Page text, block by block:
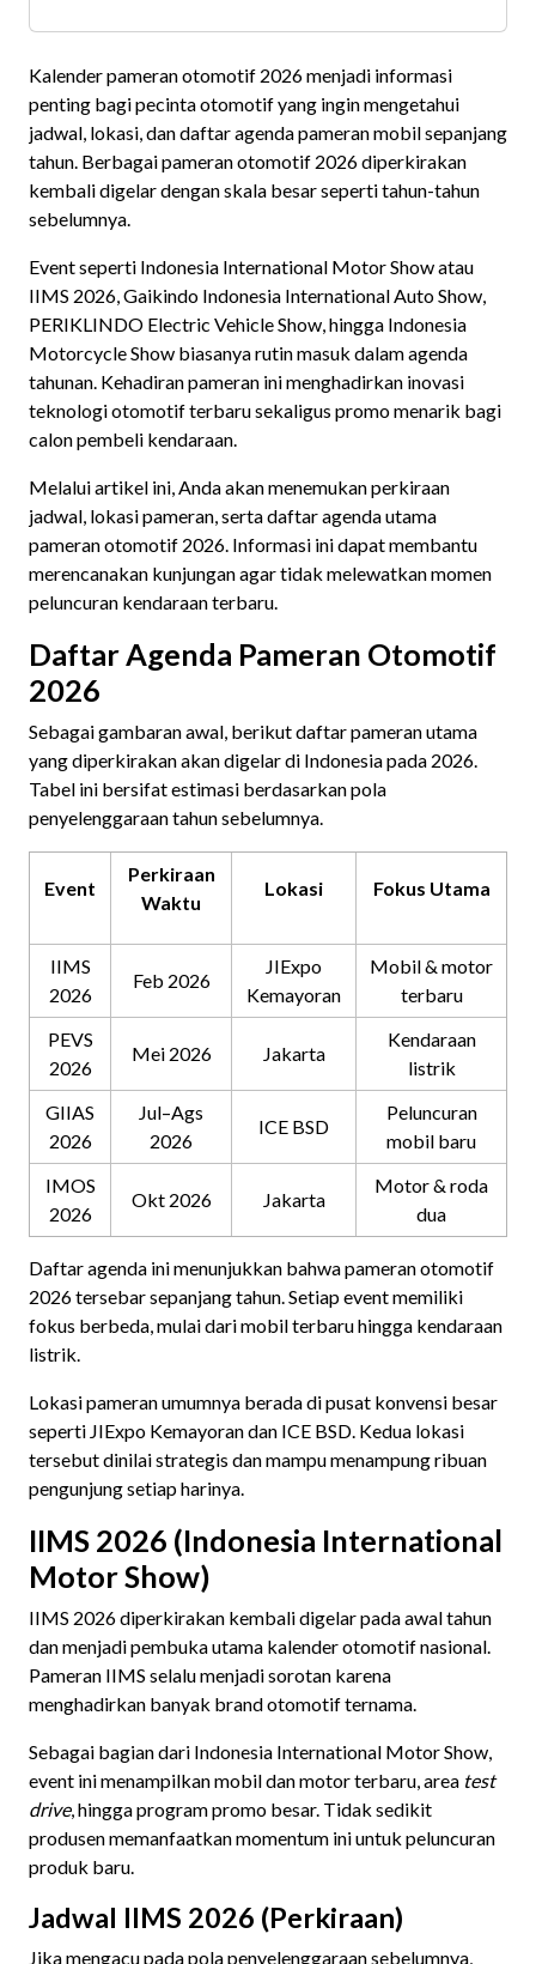
Kalender pameran otomotif 2026 menjadi informasi
penting bagi pecinta otomotif yang ingin mengetahui
jadwal, lokasi, dan daftar agenda pameran mobil sepanjang
tahun. Berbagai pameran otomotif 2026 diperkirakan
kembali digelar dengan skala besar seperti tahun-tahun
sebelumnya.
Event seperti Indonesia International Motor Show atau
IIMS 2026, Gaikindo Indonesia International Auto Show,
PERIKLINDO Electric Vehicle Show, hingga Indonesia
Motorcycle Show biasanya rutin masuk dalam agenda
tahunan. Kehadiran pameran ini menghadirkan inovasi
teknologi otomotif terbaru sekaligus promo menarik bagi
calon pembeli kendaraan.
Melalui artikel ini, Anda akan menemukan perkiraan
jadwal, lokasi pameran, serta daftar agenda utama
pameran otomotif 2026. Informasi ini dapat membantu
merencanakan kunjungan agar tidak melewatkan momen
peluncuran kendaraan terbaru.
Daftar Agenda Pameran Otomotif
2026
Sebagai gambaran awal, berikut daftar pameran utama
yang diperkirakan akan digelar di Indonesia pada 2026.
Tabel ini bersifat estimasi berdasarkan pola
penyelenggaraan tahun sebelumnya.
Event
Perkiraan
Waktu
Lokasi Fokus Utama
IIMS
2026
Feb 2026
JIExpo
Kemayoran
Mobil & motor
terbaru
PEVS
2026
Mei 2026 Jakarta
Kendaraan
listrik
GIIAS
2026
Jul–Ags
2026
ICE BSD
Peluncuran
mobil baru
IMOS
2026
Okt 2026 Jakarta
Motor & roda
dua
Daftar agenda ini menunjukkan bahwa pameran otomotif
2026 tersebar sepanjang tahun. Setiap event memiliki
fokus berbeda, mulai dari mobil terbaru hingga kendaraan
listrik.
Lokasi pameran umumnya berada di pusat konvensi besar
seperti JIExpo Kemayoran dan ICE BSD. Kedua lokasi
tersebut dinilai strategis dan mampu menampung ribuan
pengunjung setiap harinya.
IIMS 2026 (Indonesia International
Motor Show)
IIMS 2026 diperkirakan kembali digelar pada awal tahun
dan menjadi pembuka utama kalender otomotif nasional.
Pameran IIMS selalu menjadi sorotan karena
menghadirkan banyak brand otomotif ternama.
Sebagai bagian dari Indonesia International Motor Show,
event ini menampilkan mobil dan motor terbaru, area test
drive, hingga program promo besar. Tidak sedikit
produsen memanfaatkan momentum ini untuk peluncuran
produk baru.
Jadwal IIMS 2026 (Perkiraan)
Jika mengacu pada pola penyelenggaraan sebelumnya,